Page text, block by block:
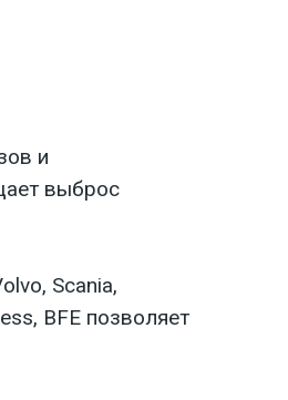
и
выброс
Scania,
BFE позволяет